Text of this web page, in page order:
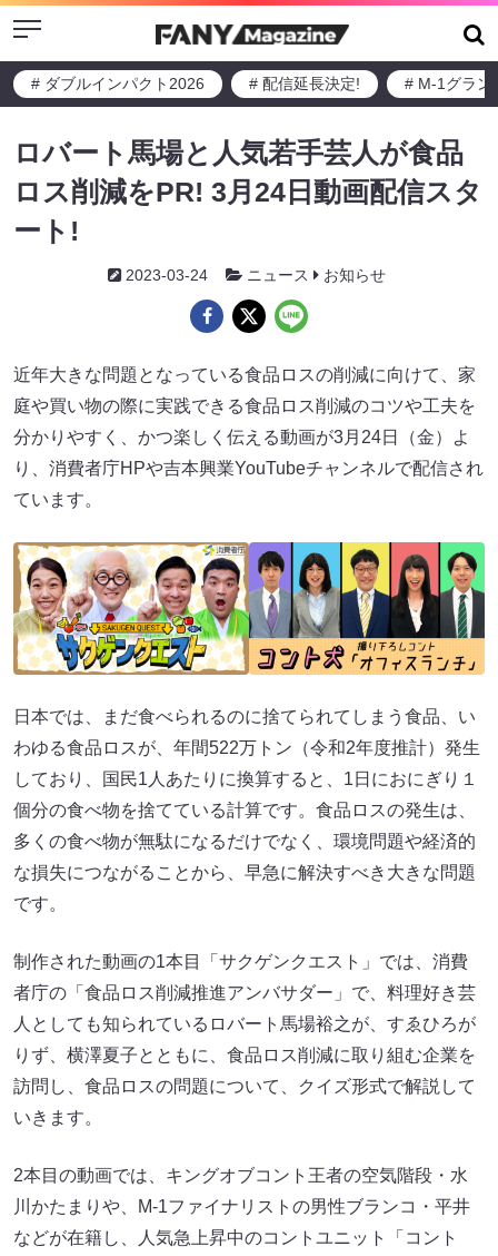
Menu
# ダブルインパクト2026 # 配信延長決定! # M-1グラン
ロバート馬場と人気若手芸人が食品
ロス削減をPR! 3月24日動画配信スタ
ート!
2023-03-24 ニュース お知らせ
近年大きな問題となっている食品ロスの削減に向けて、家
庭や買い物の際に実践できる食品ロス削減のコツや工夫を
分かりやすく、かつ楽しく伝える動画が3月24日（金）よ
り、消費者庁HPや吉本興業YouTubeチャンネルで配信され
ています。
日本では、まだ食べられるのに捨てられてしまう食品、い
わゆる食品ロスが、年間522万トン（令和2年度推計）発生
しており、国民1人あたりに換算すると、1日におにぎり１
個分の食べ物を捨てている計算です。食品ロスの発生は、
多くの食べ物が無駄になるだけでなく、環境問題や経済的
な損失につながることから、早急に解決すべき大きな問題
です。
制作された動画の1本目「サクゲンクエスト」では、消費
者庁の「食品ロス削減推進アンバサダー」で、料理好き芸
人としても知られているロバート馬場裕之が、すゑひろが
りず、横澤夏子とともに、食品ロス削減に取り組む企業を
訪問し、食品ロスの問題について、クイズ形式で解説して
いきます。
2本目の動画では、キングオブコント王者の空気階段・水
川かたまりや、M-1ファイナリストの男性ブランコ・平井
などが在籍し、人気急上昇中のコントユニット「コント